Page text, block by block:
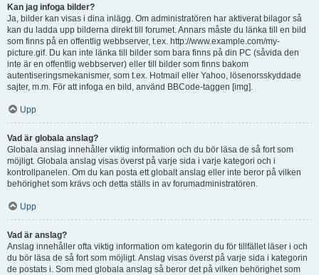
Kan jag infoga bilder?
Ja, bilder kan visas i dina inlägg. Om administratören har aktiverat bilagor så
kan du ladda upp bilderna direkt till forumet. Annars måste du länka till en bild
som finns på en offentlig webbserver, t.ex. http://www.example.com/my-
picture.gif. Du kan inte länka till bilder som bara finns på din PC (såvida den
inte är en offentlig webbserver) eller till bilder som finns bakom
autentiseringsmekanismer, som t.ex. Hotmail eller Yahoo, lösenorsskyddade
sajter, m.m. För att infoga en bild, använd BBCode-taggen [img].
Upp
Vad är globala anslag?
Globala anslag innehåller viktig information och du bör läsa de så fort som
möjligt. Globala anslag visas överst på varje sida i varje kategori och i
kontrollpanelen. Om du kan posta ett globalt anslag eller inte beror på vilken
behörighet som krävs och detta ställs in av forumadministratören.
Upp
Vad är anslag?
Anslag innehåller ofta viktig information om kategorin du för tillfället läser i och
du bör läsa de så fort som möjligt. Anslag visas överst på varje sida i kategorin
de postats i. Som med globala anslag så beror det på vilken behörighet som